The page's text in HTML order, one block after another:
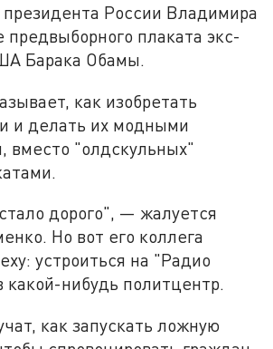
России Владимира
предвыборного плаката экс-
Барака Обамы.
как изобретать
и делать их модными
вместо "олдскульных"
дорого", — жалуется
Но вот его коллега
устроиться на "Радио
какой-нибудь политцентр.
как запускать ложную